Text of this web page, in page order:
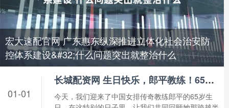
宏大速配官网 广东惠东纵深推进立体化社会治安防
控体系建设&#32;什么问题突出就整治什么
长城配资网 生日快乐，郎平教练！65载为排球奉献半生，铸就中国女排辉煌传奇
今天，我们迎来了中国女排传奇教练郎平的65岁生
01-01